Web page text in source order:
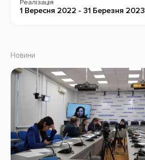
Реалізація
1 Вересня 2022 - 31 Березня 2023
Новини